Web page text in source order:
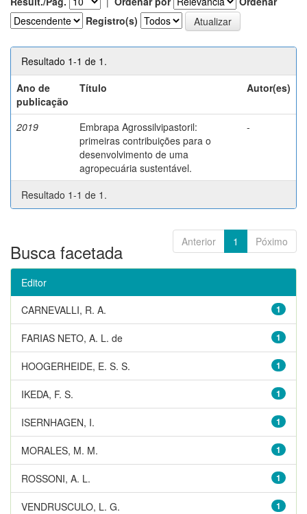
Registro(s)
Resultado 1-1 de 1.
Ano de
publicação
Título Autor(es)
2019
Embrapa Agrossilvipastoril:
primeiras contribuições para o
desenvolvimento de uma
agropecuária sustentável.
-
Resultado 1-1 de 1.
Anterior 1 Póximo
Busca facetada
Editor
1
CARNEVALLI, R. A.
1
FARIAS NETO, A. L. de
1
HOOGERHEIDE, E. S. S.
1
IKEDA, F. S.
1
ISERNHAGEN, I.
1
MORALES, M. M.
1
ROSSONI, A. L.
1
VENDRUSCULO, L. G.